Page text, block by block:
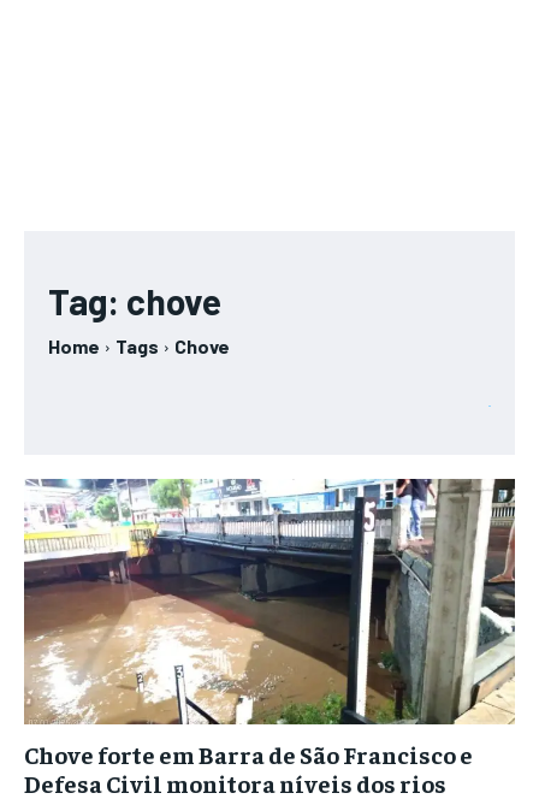
Tag: chove
Home Tags Chove
Chove forte em Barra de São Francisco e
Defesa Civil monitora níveis dos rios